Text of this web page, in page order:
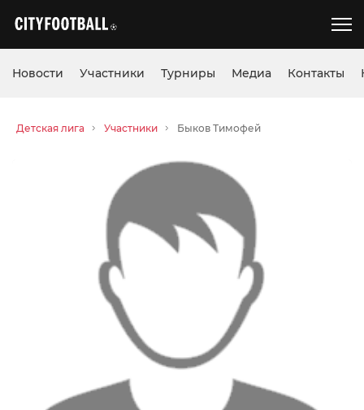
Новости Участники Турниры Медиа Контакты
Детская лига Участники Быков Тимофей